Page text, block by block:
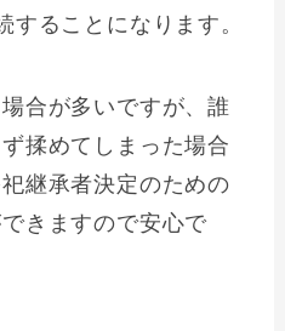
ることになります。
合が多いですが、誰
揉めてしまった場合
継承者決定のための
きますので安心で